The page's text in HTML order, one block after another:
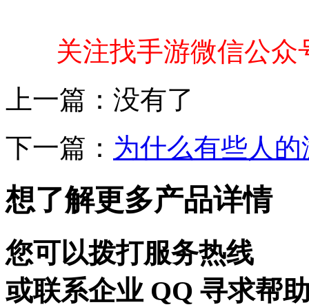
关注找手游微信公
上一篇：没有了
下一篇： 为什么有些人
想了解更多产品详情
您可以拨打服务热线
或联系企业 QQ 寻求帮